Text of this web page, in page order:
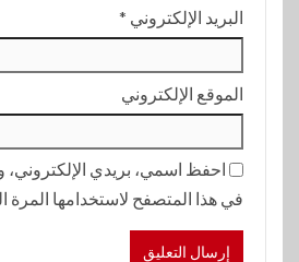
البريد الإلكتروني *
الموقع الإلكتروني
احفظ اسمي، بريدي الإلكتروني،
في هذا المتصفح لاستخدامها المرة